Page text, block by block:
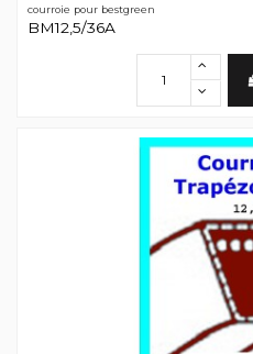
courroie pour bestgreen
BM12,5/36A